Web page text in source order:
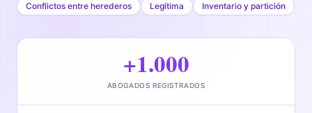
Conflictos entre herederos
Legítima Inventario y partición
+1.000
ABOGADOS REGISTRADOS